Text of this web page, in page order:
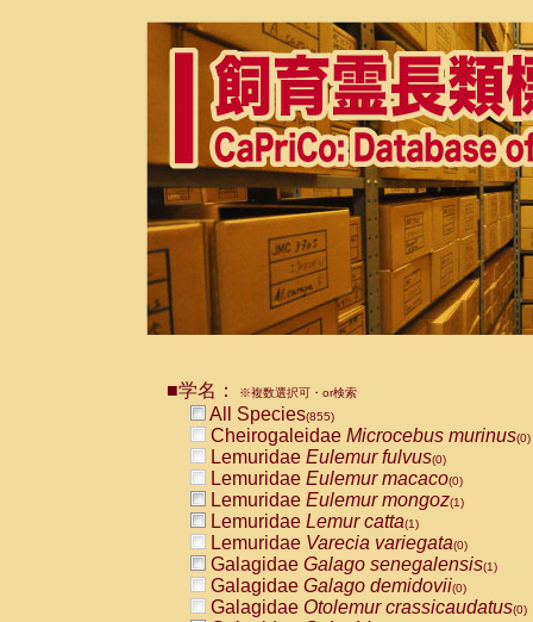
■学名： ※複数選択可・or検索
All Species(855)
Cheirogaleidae Microcebus murinus(0)
Lemuridae Eulemur fulvus(0)
Lemuridae Eulemur macaco(0)
Lemuridae Eulemur mongoz(1)
Lemuridae Lemur catta(1)
Lemuridae Varecia variegata(0)
Galagidae Galago senegalensis(1)
Galagidae Galago demidovii(0)
Galagidae Otolemur crassicaudatus(0)